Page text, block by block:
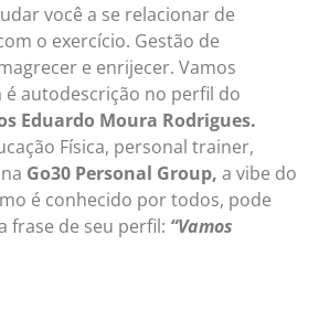
você a se relacionar de
o exercício. Gestão de
e enrijecer. Vamos
é autodescrição no perfil do
Eduardo Moura Rodrigues.
Física, personal trainer,
Go30 Personal Group, a vibe do
é conhecido por todos, pode
frase de seu perfil: “Vamos